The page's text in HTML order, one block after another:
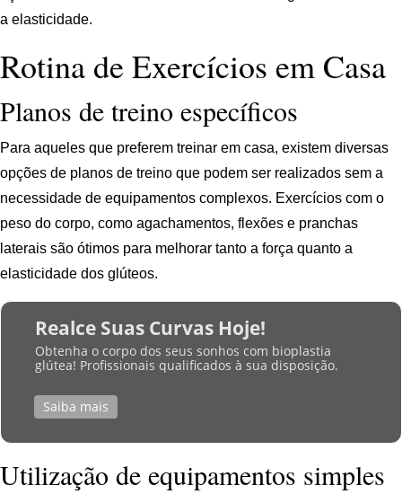
a elasticidade.
Rotina de Exercícios em Casa
Planos de treino específicos
Para aqueles que preferem treinar em casa, existem diversas
opções de planos de treino que podem ser realizados sem a
necessidade de equipamentos complexos. Exercícios com o
peso do corpo, como agachamentos, flexões e pranchas
laterais são ótimos para melhorar tanto a força quanto a
elasticidade dos glúteos.
Realce Suas Curvas Hoje!
Obtenha o corpo dos seus sonhos com bioplastia
glútea! Profissionais qualificados à sua disposição.
Saiba mais
Utilização de equipamentos simples